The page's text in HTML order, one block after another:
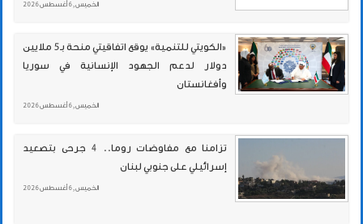
الخميس , 6 أغسطس 2026
«الكويتي للتنمية» يوقع اتفاقيتي منحة بـ5 ملايين
دولار لدعم الجهود الإنسانية في سوريا
وأفغانستان
الخميس , 6 أغسطس 2026
تزامنا مع مفاوضات روما.. 4 جرحى بتصعيد
إسرائيلي على جنوبي لبنان
الخميس , 6 أغسطس 2026